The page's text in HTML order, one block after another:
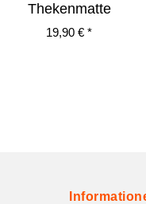
Thekenmatte
19,90 € *